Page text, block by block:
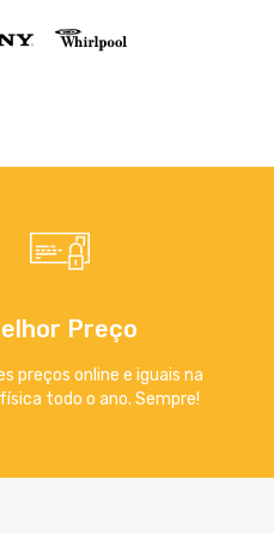
Preço
preços online e iguais na
todo o ano. Sempre!